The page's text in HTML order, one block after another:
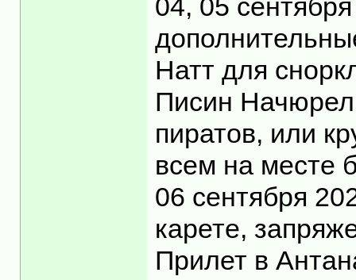
04, 05
Натт для
Писин Начюрел
пиратов, или
всем на месте
06 сентября
карете,
Прилет в